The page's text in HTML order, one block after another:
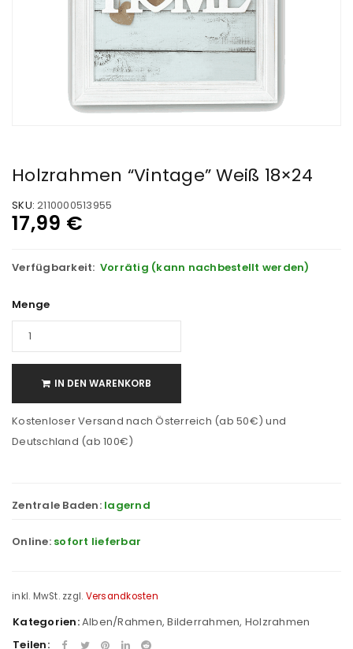
Holzrahmen “Vintage” Weiß 18×24
SKU: 2110000513955
17,99 €
Verfügbarkeit: Vorrätig (kann nachbestellt werden)
Menge
IN DEN WARENKORB
Kostenloser Versand nach Österreich (ab 50€) und
Deutschland (ab 100€)
Zentrale Baden: lagernd
Online: sofort lieferbar
inkl. MwSt. zzgl. Versandkosten
Kategorien:Alben/Rahmen,Bilderrahmen, Holzrahmen
Teilen: